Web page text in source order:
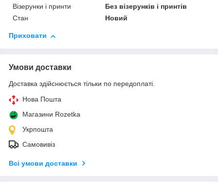
Візерунки і принти
Без візерунків і принтів
Стан
Новий
Приховати
Умови доставки
Доставка здійснюється тільки по передоплаті.
Нова Пошта
Магазини Rozetka
Укрпошта
Самовивіз
Всі умови доставки